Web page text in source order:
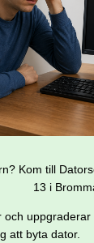
Kom till
13 i
och uppgraderar
att byta dator.